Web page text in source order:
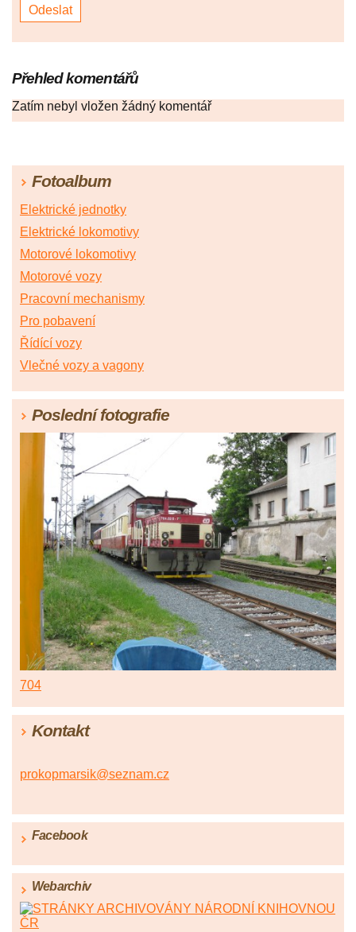
Přehled komentářů
Zatím nebyl vložen žádný komentář
Fotoalbum
Elektrické jednotky
Elektrické lokomotivy
Motorové lokomotivy
Motorové vozy
Pracovní mechanismy
Pro pobavení
Řídící vozy
Vlečné vozy a vagony
Poslední fotografie
704
Kontakt
prokopmarsik@seznam.cz
Facebook
Webarchiv